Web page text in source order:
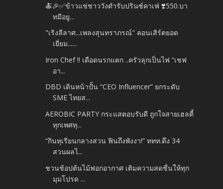
🍝🎉✅️ข้าวแช่ชาววังตำรับปรินซ์คาเฟ่ ❣️550.บา
ทมีอยู...
"เริงลีลาศ...เพลงสุนทราภรณ์" คอนเสิร์ตยอด
เยี่ยม......
Iron Chef !! เดือดนรกแตก ..ครัวลุกเป็นไฟ “เชฟ
อา...
DBD เดินหน้าปั้น “CEO Influencer” ยกระดับ
SME ไทยส...
AEROBIC PARTY กระแสตอบรับดี ถูกใจสายเฮลตี้
ทุกเพศทุ...
“กินทุเรียนกลางสวน ฟินถึงพังงา!” ททท.ดึง 34
สวนผลไ...
ชวนช้อปต้นไม้ฟอกอากาศ เติมความสดชื่นให้ทุก
มุมโปรด ...